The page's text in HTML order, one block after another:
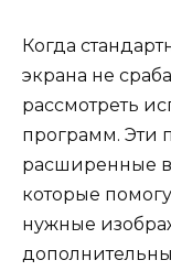
Когда
экрана не
рассмотреть
программ. Эти
расширенные
которые
нужные